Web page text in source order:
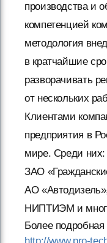
производства и
компетенцией
методология
в кратчайшие
разворачивать
от нескольких
Клиентами
предприятия в
мире. Среди
ЗАО
АО
НИПТИЭМ и
Более